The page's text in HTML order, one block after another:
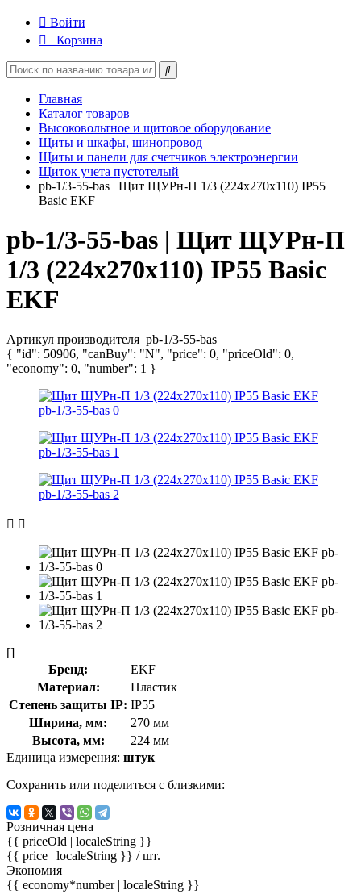
Войти
Корзина
Главная
Каталог товаров
Высоковольтное и щитовое оборудование
Щиты и шкафы, шинопровод
Щиты и панели для счетчиков электроэнергии
Щиток учета пустотелый
pb-1/3-55-bas | Щит ЩУРн-П 1/3 (224х270х110) IP55
Basic EKF
pb-1/3-55-bas | Щит ЩУРн-П
1/3 (224х270х110) IP55 Basic
EKF
Артикул производителя pb-1/3-55-bas
{ "id": 50906, "canBuy": "N", "price": 0, "priceOld": 0,
"economy": 0, "number": 1 }
[]
Бренд:
EKF
Материал:
Пластик
Степень защиты IP: IP55
Ширина, мм:
270 мм
Высота, мм:
224 мм
Единица измерения: штук
Сохранить или поделиться с близкими:
Розничная цена
{{ priceOld | localeString }}
{{ price | localeString }} / шт.
Экономия
{{ economy*number | localeString }}